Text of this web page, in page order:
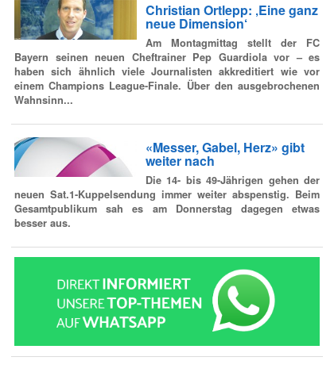
Christian Ortlepp: ‚Eine ganz
neue Dimension‘
Am Montagmittag stellt der FC
Bayern seinen neuen Cheftrainer Pep Guardiola vor – es
haben sich ähnlich viele Journalisten akkreditiert wie vor
einem Champions League-Finale. Über den ausgebrochenen
Wahnsinn...
«Messer, Gabel, Herz» gibt
weiter nach
Die 14- bis 49-Jährigen gehen der
neuen Sat.1-Kuppelsendung immer weiter abspenstig. Beim
Gesamtpublikum sah es am Donnerstag dagegen etwas
besser aus.